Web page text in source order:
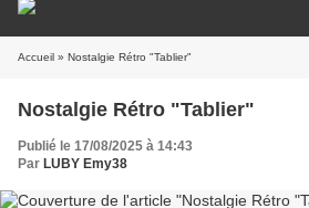
Accueil » Nostalgie Rétro "Tablier"
Nostalgie Rétro "Tablier"
Publié le 17/08/2025 à 14:43
Par LUBY Emy38